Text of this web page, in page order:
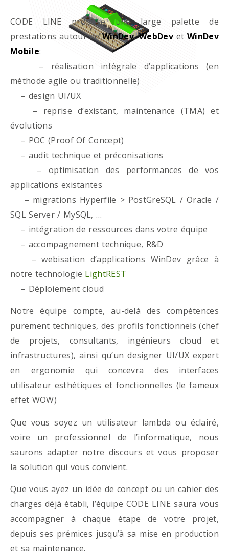
CODE LINE propose une large palette de
prestations autour deWinDev,WebDevet WinDev
Mobile:
– réalisation intégrale d’applications (en
méthode agile ou traditionnelle)
– design UI/UX
– reprise d’existant, maintenance (TMA) et
évolutions
– POC (Proof Of Concept)
– audit technique et préconisations
– optimisation des performances de vos
applications existantes
– migrations Hyperfile > PostGreSQL / Oracle /
SQL Server / MySQL, …
– intégration de ressources dans votre équipe
– accompagnement technique, R&D
– webisation d’applications WinDev grâce à
notre technologie LightREST
– Déploiement cloud
Notre équipe compte, au-delà des compétences
purement techniques, des profils fonctionnels (chef
de projets, consultants, ingénieurs cloud et
infrastructures), ainsi qu’un designer UI/UX expert
en ergonomie qui concevra des interfaces
utilisateur esthétiques et fonctionnelles (le fameux
effet WOW)
Que vous soyez un utilisateur lambda ou éclairé,
voire un professionnel de l’informatique, nous
saurons adapter notre discours et vous proposer
la solution qui vous convient.
Que vous ayez un idée de concept ou un cahier des
charges déjà établi, l’équipe CODE LINE saura vous
accompagner à chaque étape de votre projet,
depuis ses prémices jusqu’à sa mise en production
et sa maintenance.